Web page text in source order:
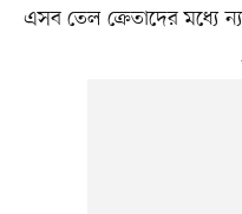
এসব তেল ক্রেতাদের মধ্যে